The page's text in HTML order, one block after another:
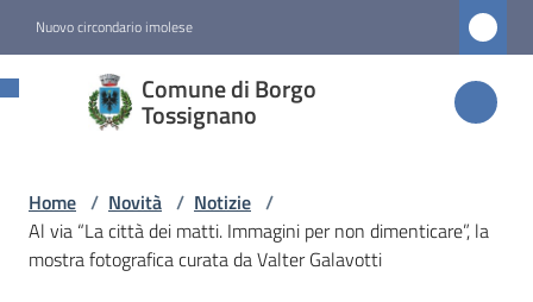
Nuovo circondario imolese
Comune di Borgo
Tossignano
Comune di
Borgo
Amministrazione
Home / Novità / Notizie /
Al via “La città dei matti. Immagini per non dimenticare”, la
mostra fotografica curata da Valter Galavotti